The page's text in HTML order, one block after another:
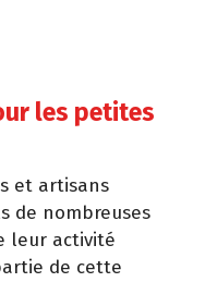
les petites
et artisans
de nombreuses
leur activité
de cette